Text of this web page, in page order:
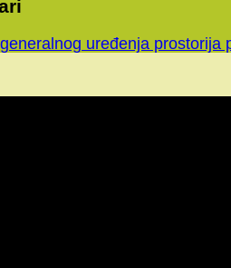
uređenja prostorija